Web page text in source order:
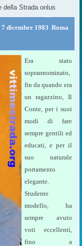
della Strada onlus
dicembre 1983  Roma
Era stato
soprannominato,
fin da quando era
un ragazzino, Il
Conte, per i suoi
modi di fare
sempre gentili ed
educati, e per il
suo naturale
portamento
elegante.
Studente
modello, ha
sempre avuto
voti eccellenti,
fino a